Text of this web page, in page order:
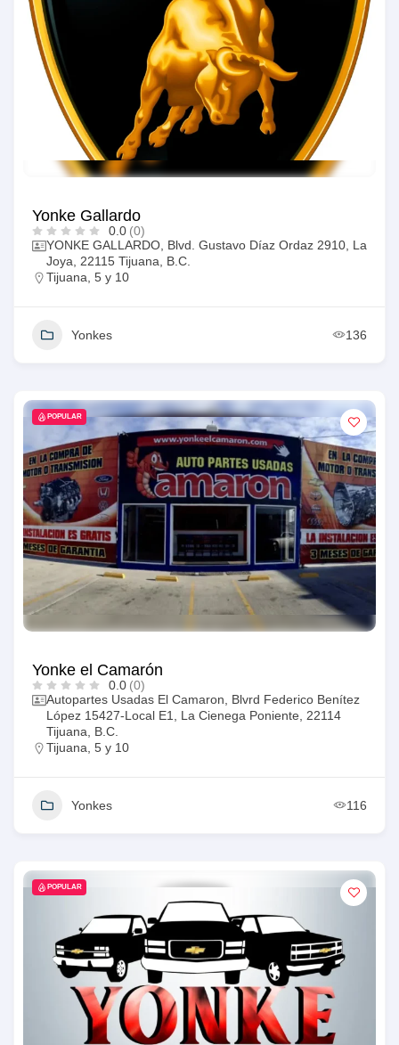
Yonke Gallardo
0.0 (0)
YONKE GALLARDO, Blvd. Gustavo Díaz Ordaz 2910, La
Joya, 22115 Tijuana, B.C.
Tijuana 5 y 10
Yonkes 136
POPULAR
Yonke el Camarón
0.0 (0)
Autopartes Usadas El Camaron, Blvrd Federico Benítez
López 15427-Local E1, La Cienega Poniente, 22114
Tijuana, B.C.
Tijuana 5 y 10
Yonkes 116
POPULAR